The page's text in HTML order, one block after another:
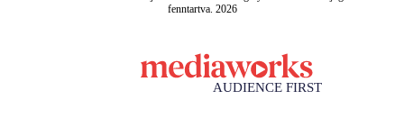
fenntartva. 2026